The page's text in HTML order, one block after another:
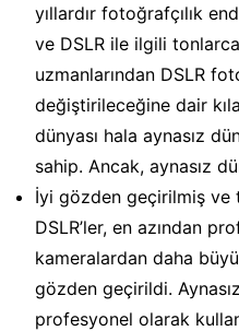
yıllardır fotoğrafçılık
ve DSLR ile ilgili
uzmanlarından DSLR
değiştirileceğine dair
dünyası hala aynasız
sahip. Ancak, aynasız
İyi gözden geçirilmiş ve
DSLR’ler, en azından
kameralardan daha
gözden geçirildi.
profesyonel olarak